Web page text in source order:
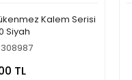
Kalem Serisi
Siyah
TL